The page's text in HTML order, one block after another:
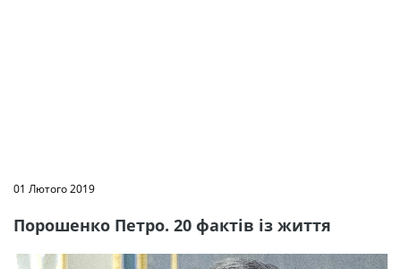
01 Лютого 2019
Порошенко Петро. 20 фактів із життя